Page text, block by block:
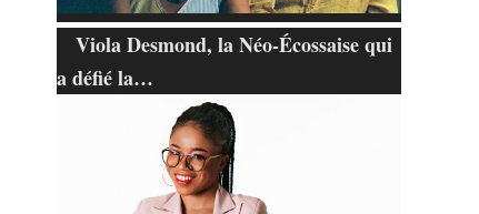
Viola Desmond, la Néo-Écossaise qui
a défié la…